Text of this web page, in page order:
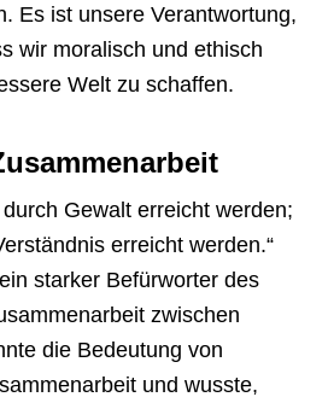
Es ist unsere Verantwortung,
wir moralisch und ethisch
Welt zu schaffen.
Gewalt erreicht werden;
erreicht werden.“
starker Befürworter des
zwischen
die Bedeutung von
und wusste,